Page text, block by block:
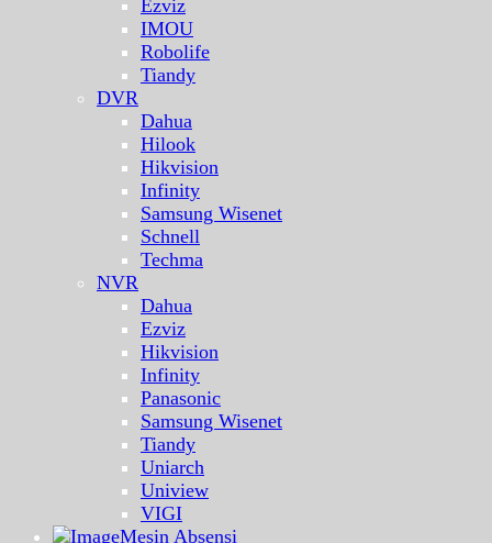
Ezviz
IMOU
Robolife
Tiandy
DVR
Dahua
Hilook
Hikvision
Infinity
Samsung Wisenet
Schnell
Techma
NVR
Dahua
Ezviz
Hikvision
Infinity
Panasonic
Samsung Wisenet
Tiandy
Uniarch
Uniview
VIGI
Mesin Absensi